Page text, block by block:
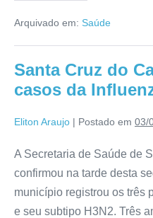
Arquivado em: Saúde
Santa Cruz do
casos da
Eliton Araujo | Postado em 03/
A Secretaria de Saúde de
confirmou na tarde desta
município registrou os três
e seu subtipo H3N2. Três